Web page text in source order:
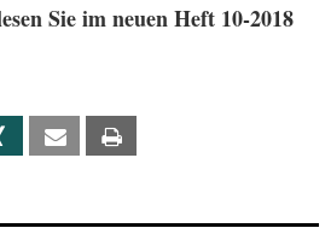
Sie im neuen Heft 10-2018
Xing Email